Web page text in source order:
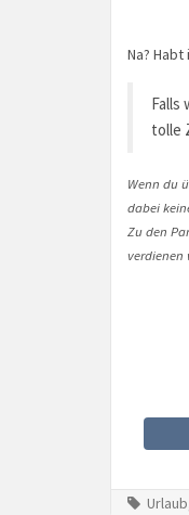
Na?
Falls
tolle
Wenn du
dabei
Zu den
verdienen